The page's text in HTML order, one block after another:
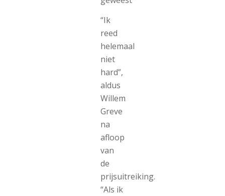
“Ik
reed
helemaal
niet
hard”,
aldus
Willem
Greve
na
afloop
van
de
prijsuitreiking.
“Als ik